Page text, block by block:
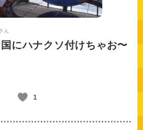
ん
にハナクソ付けちゃお〜
1